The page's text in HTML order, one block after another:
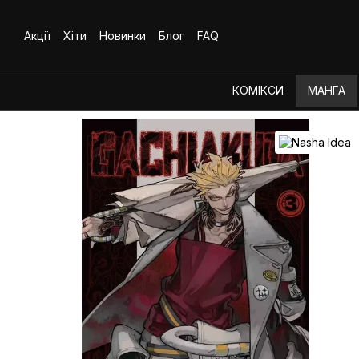
Акції
Хіти Новинки Блог FAQ
КОМІКСИ МАНГА